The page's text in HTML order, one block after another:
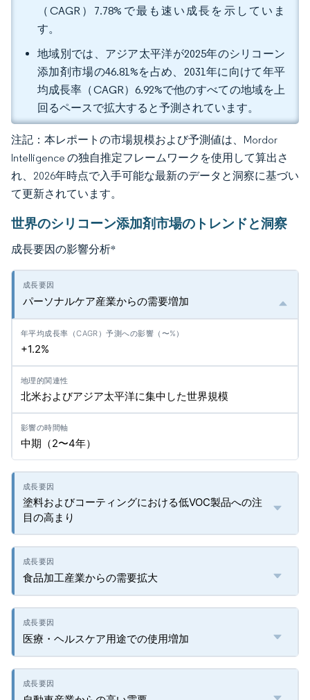
（CAGR）7.78%で最も速い成長を示していま
す。
地域別では、アジア太平洋が2025年のシリコーン
添加剤市場の46.81%を占め、2031年に向けて年平
均成長率（CAGR）6.92%で他のすべての地域を上
回るペースで拡大すると予測されています。
注記：本レポートの市場規模および予測値は、Mordor
Intelligence の独自推定フレームワークを使用して算出さ
れ、2026年時点で入手可能な最新のデータと洞察に基づい
て更新されています。
世界のシリコーン添加剤市場のトレンドと洞察
成長要因の影響分析*
パーソナルケア産業からの需要増加
+1.2%
北米およびアジア太平洋に集中した世界規模
中期（2〜4年）
塗料およびコーティングにおける低VOC製品への注
目の高まり
食品加工産業からの需要拡大
医療・ヘルスケア用途での使用増加